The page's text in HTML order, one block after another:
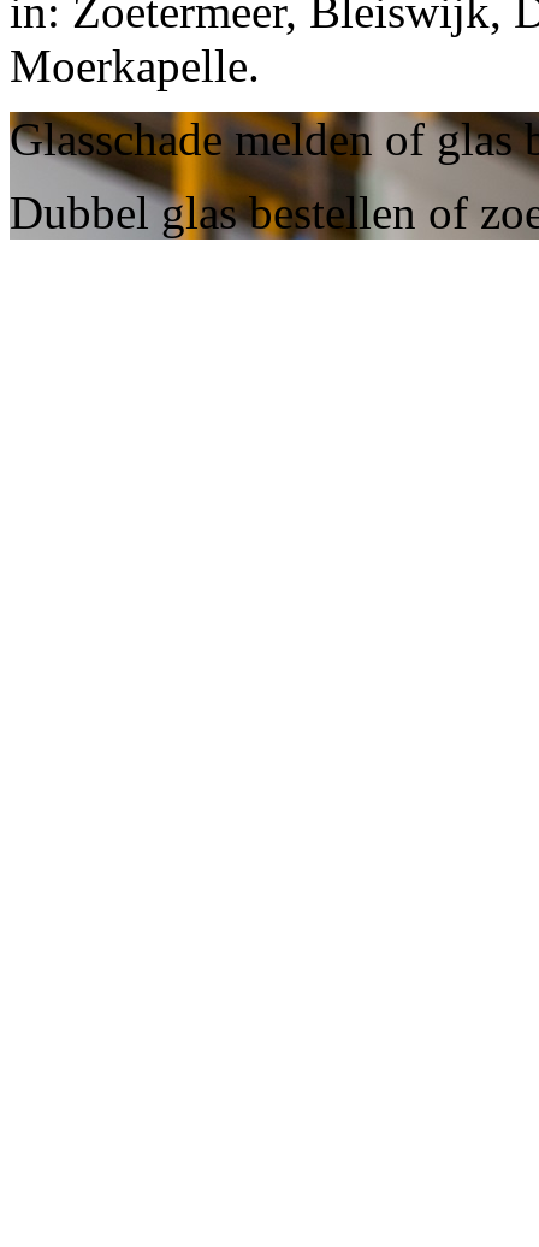
in: Zoetermeer, Bleiswijk,
Moerkapelle.
Glasschade melden of
Dubbel glas bestellen of